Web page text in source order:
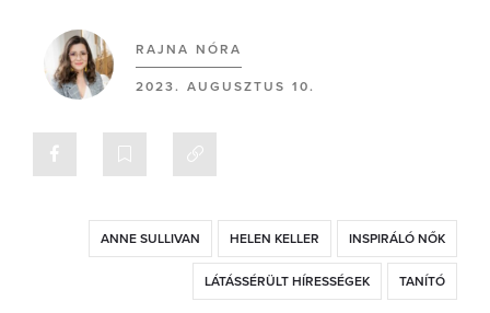
RAJNA NÓRA
2023. AUGUSZTUS 10.
ANNE SULLIVAN HELEN KELLER INSPIRÁLÓ NŐK
LÁTÁSSÉRÜLT HÍRESSÉGEK TANÍTÓ